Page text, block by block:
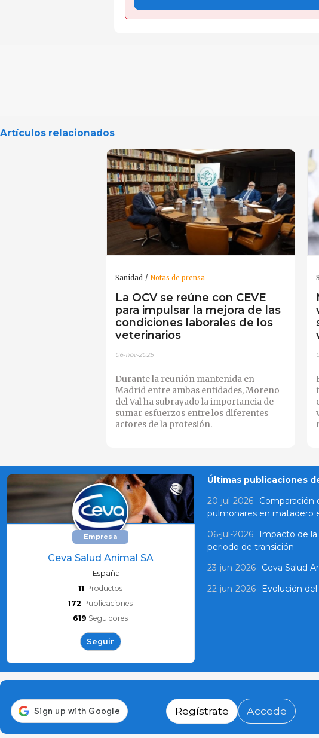
Artículos relacionados
Sanidad Notas de prensa
La OCV se reúne con CEVE
para impulsar la mejora de las
condiciones laborales de los
veterinarios
06-nov-2025
Durante la reunión mantenida en
Madrid entre ambas entidades, Moreno
del Val ha subrayado la importancia de
sumar esfuerzos entre los diferentes
actores de la profesión.
Empresa
Ceva Salud Animal SA
España
11 Productos
172 Publicaciones
619 Seguidores
Seguir
Últimas publicaciones
20-jul-2026
Comparación
pulmonares en matadero
06-jul-2026
Impacto de
periodo de transición
23-jun-2026
Ceva Salud
22-jun-2026
Evolución
Regístrate Accede